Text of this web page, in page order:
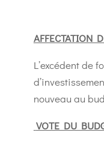
AFFECTATION
L’excédent de
nouveau au
VOTE DU